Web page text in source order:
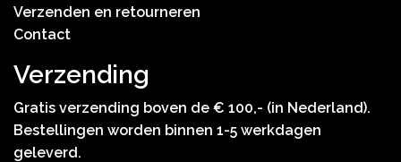
Verzenden en retourneren
Contact
Verzending
Gratis verzending boven de € 100,- (in Nederland).
Bestellingen worden binnen 1-5 werkdagen
geleverd.